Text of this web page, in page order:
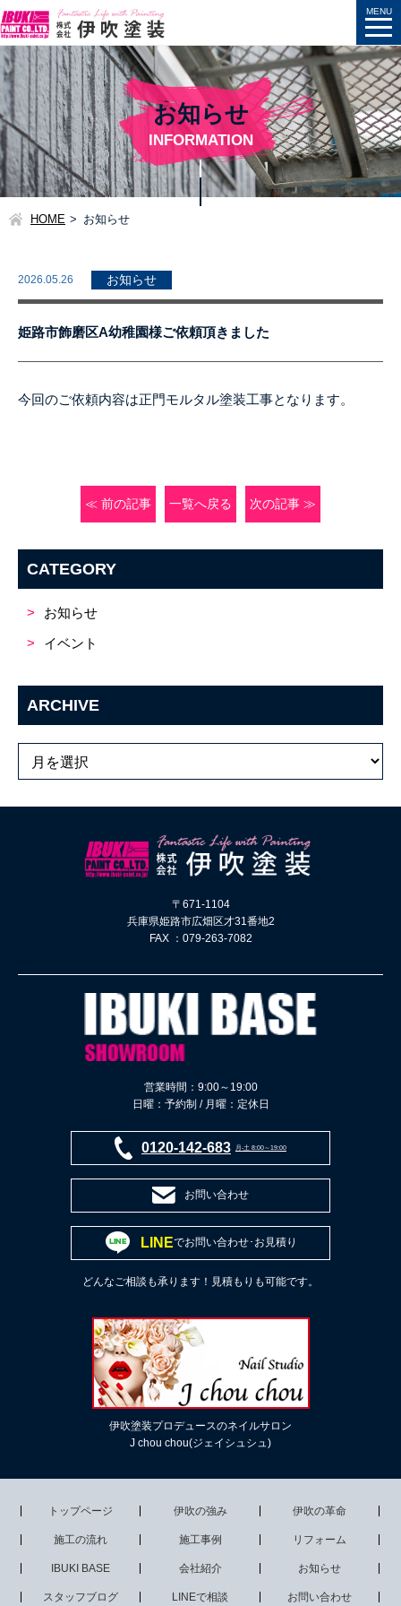
お知らせ
INFORMATION
HOME お知らせ
2026.05.26 お知らせ
姫路市飾磨区A幼稚園様ご依頼頂きました
今回のご依頼内容は正門モルタル塗装工事となります。
≪ 前の記事 一覧へ戻る 次の記事 ≫
CATEGORY
お知らせ
イベント
ARCHIVE
〒671-1104
兵庫県姫路市広畑区才31番地2
FAX ：079-263-7082
営業時間：9:00～19:00
日曜：予約制 / 月曜：定休日
0120-142-683 月-土 8:00～19:00
お問い合わせ
LINEでお問い合わせ･お見積り
どんなご相談も承ります！見積もりも可能です。
伊吹塗装プロデュースのネイルサロン
J chou chou(ジェイシュシュ)
トップページ 伊吹の強み 伊吹の革命
施工の流れ 施工事例 リフォーム
IBUKI BASE 会社紹介 お知らせ
スタッフブログ LINEで相談 お問い合わせ